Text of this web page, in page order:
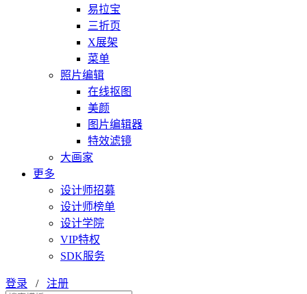
易拉宝
三折页
X展架
菜单
照片编辑
在线抠图
美颜
图片编辑器
特效滤镜
大画家
更多
设计师招募
设计师榜单
设计学院
VIP特权
SDK服务
登录 / 注册